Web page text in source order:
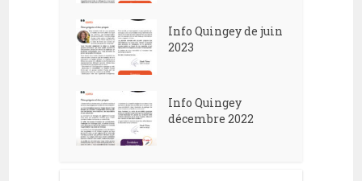
Info Quingey de juin
2023
Info Quingey
décembre 2022